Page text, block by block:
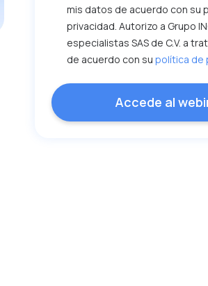
mis datos de acuerdo con su
privacidad. Autorizo a Grupo
especialistas SAS de C.V. a
de acuerdo con su política de